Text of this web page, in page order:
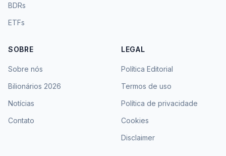
BDRs
ETFs
SOBRE
Sobre nós
Bilionários 2026
Notícias
Contato
LEGAL
Política Editorial
Termos de uso
Política de privacidade
Cookies
Disclaimer